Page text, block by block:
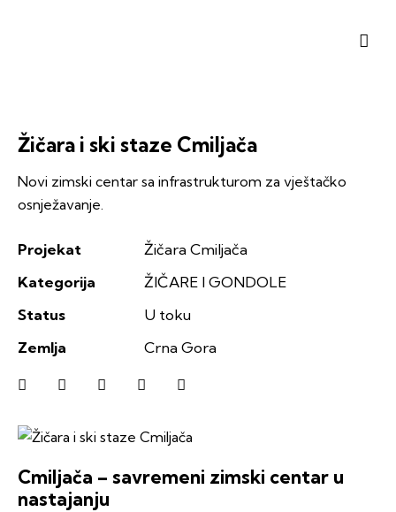
Žičara i ski staze Cmiljača
Novi zimski centar sa infrastrukturom za vještačko
osnježavanje.
Projekat
Žičara Cmiljača
Kategorija
ŽIČARE I GONDOLE
Status
U toku
Zemlja
Crna Gora
Cmiljača – savremeni zimski centar u
nastajanju